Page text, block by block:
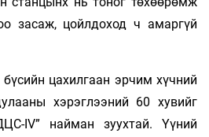
засаж, цойлдоход ч амаргүй
цахилгаан эрчим хүчний
хэрэглээний 60 хувийг
IV” найман зуухтай. Үүний